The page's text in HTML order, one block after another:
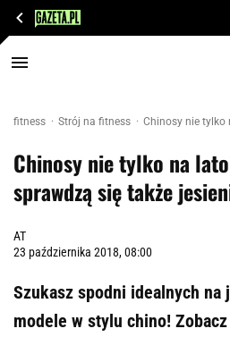
fitness Strój na fitness Chinosy nie tylko
Chinosy nie tylko na
sprawdzą się także
AT
23 października 2018, 08:00
Szukasz spodni idealnych na
modele w stylu chino!